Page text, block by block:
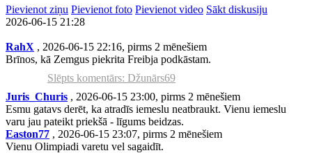
Pievienot ziņu Pievienot foto Pievienot video Sākt diskusiju
2026-06-15 21:28
RahX , 2026-06-15 22:16, pirms 2 mēnešiem
Brīnos, kā Zemgus piekrita Freibja podkāstam.
Slēpts komentārs: Džunārs69
Juris_Churis , 2026-06-15 23:00, pirms 2 mēnešiem
Esmu gatavs derēt, ka atradīs iemeslu neatbraukt. Vienu iemeslu
varu jau pateikt priekšā - līgums beidzas.
Easton77 , 2026-06-15 23:07, pirms 2 mēnešiem
Vienu Olimpiadi varetu vel sagaidīt.